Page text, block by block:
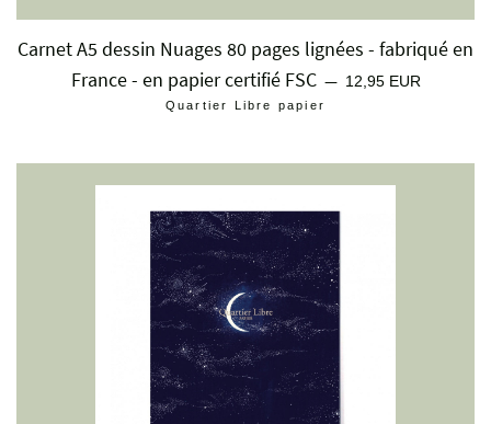
Carnet A5 dessin Nuages 80 pages lignées - fabriqué en
France - en papier certifié FSC — Prix régulier
12,95 EUR
Quartier Libre papier